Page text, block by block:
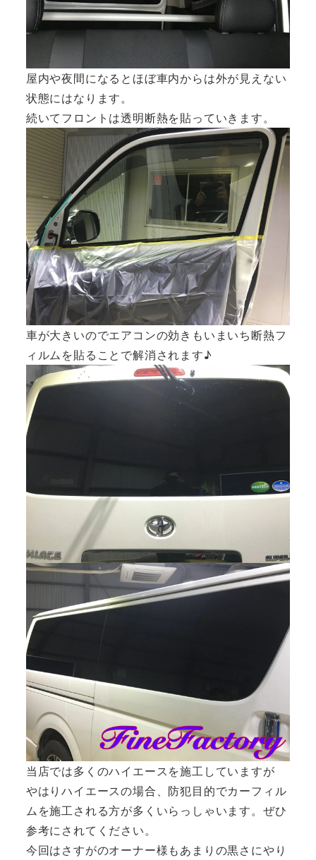
屋内や夜間になるとほぼ車内からは外が見えない
状態にはなります。
続いてフロントは透明断熱を貼っていきます。
車が大きいのでエアコンの効きもいまいち断熱フ
ィルムを貼ることで解消されます♪
当店では多くのハイエースを施工していますが
やはりハイエースの場合、防犯目的でカーフィル
ムを施工される方が多くいらっしゃいます。ぜひ
参考にされてください。
今回はさすがのオーナー様もあまりの黒さにやり